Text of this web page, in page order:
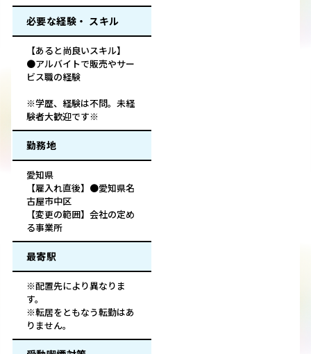
必要な経験・ スキル
【あると尚良いスキル】
●アルバイトで販売やサー
ビス職の経験
※学歴、経験は不問。未経
験者大歓迎です※
勤務地
愛知県
【雇入れ直後】●愛知県名
古屋市中区
【変更の範囲】会社の定め
る事業所
最寄駅
※配置先により異なりま
す。
※転居をともなう転勤はあ
りません。